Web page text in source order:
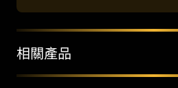
相關產品